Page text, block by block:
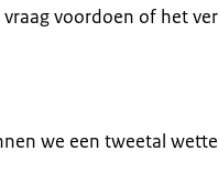
vraag voordoen of het
we een tweetal